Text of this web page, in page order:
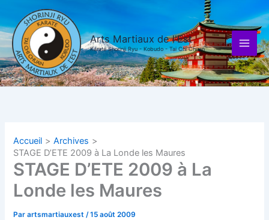
contenu
Arts Martiaux de l'Est
Karaté Shorinji Ryu - Kobudo - Tai Chi Chuan
Accueil
Archives
STAGE D’ETE 2009 à La Londe les Maures
STAGE D’ETE 2009 à La
Londe les Maures
Parartsmartiauxest/15 août 2009